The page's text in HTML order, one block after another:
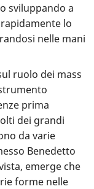
sviluppando a
lo
nelle mani
ruolo dei mass
prima
dei grandi
da varie
Benedetto
emerge che
forme nelle